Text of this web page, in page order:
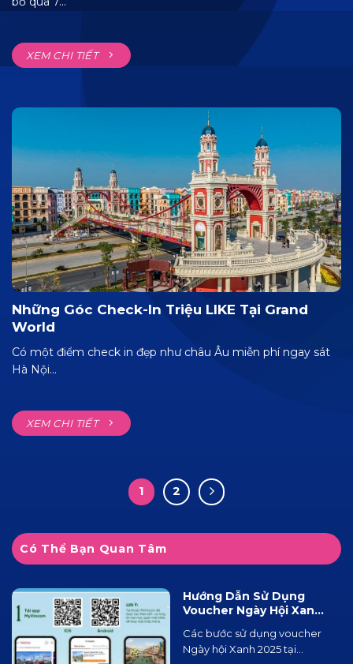
XEM CHI TIẾT
Những Góc Check-In Triệu LIKE Tại Grand
World
Có một điểm check in đẹp như châu Âu miễn phí ngay sát
Hà Nội...
XEM CHI TIẾT
1 2
Có Thể Bạn Quan Tâm
Hướng Dẫn Sử Dụng
Voucher Ngày Hội Xanh
Các bước sử dụng voucher
Ngày hội Xanh 2025 tại...